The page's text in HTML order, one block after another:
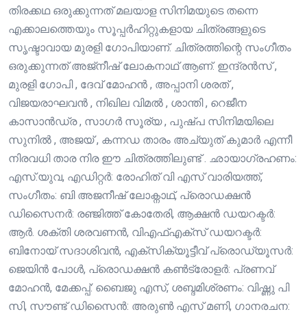
തിരക്കഥ ഒരുക്കുന്നത് മലയാള സിനിമയുടെ തന്നെ
എക്കാലത്തെയും സൂപ്പർഹിറ്റുകളായ ചിത്രങ്ങളുടെ
സൃഷ്ടാവായ മുരളി ഗോപിയാണ്. ചിത്രത്തിന്റെ സംഗീതം
ഒരുക്കുന്നത് അജ്നീഷ് ലോകനാഥ് ആണ്. ഇന്ദ്രൻസ് ,
മുരളി ഗോപി , ദേവ് മോഹൻ , അപ്പാനി ശരത് ,
വിജയരാഘവൻ , നിഖില വിമൽ , ശാന്തി , റെജീന
കാസാൻഡ്ര , സാഗർ സൂര്യ , പുഷ്പ സിനിമയിലെ
സുനിൽ , അജയ് , കന്നഡ താരം അച്യുത് കുമാർ എന്നീ
നിരവധി താര നിര ഈ ചിത്രത്തിലുണ്ട് . ഛായാഗ്രഹണം:
എസ്.യുവ, എഡിറ്റർ: രോഹിത് വി എസ് വാരിയത്ത്,
സംഗീതം: ബി അജനീഷ് ലോക്നാഥ്, പ്രൊഡക്ഷൻ
ഡിസൈനർ: രഞ്ജിത്ത് കോതേരി, ആക്ഷൻ ഡയറക്ടർ:
ആർ. ശക്തി ശരവണൻ, വിഎഫ്എക്സ് ഡയറക്ടർ:
ബിനോയ് സദാശിവൻ, എക്സിക്യൂട്ടീവ് പ്രൊഡ്യൂസർ:
ജെയിൻ പോൾ, പ്രൊഡക്ഷൻ കൺട്രോളർ: പ്രണവ്
മോഹൻ, മേക്കപ്പ്: ബൈജു എസ്, ശബ്ദമിശ്രണം: വിഷ്ണു പി
സി, സൗണ്ട് ഡിസൈൻ: അരുൺ എസ് മണി, ഗാനരചന: